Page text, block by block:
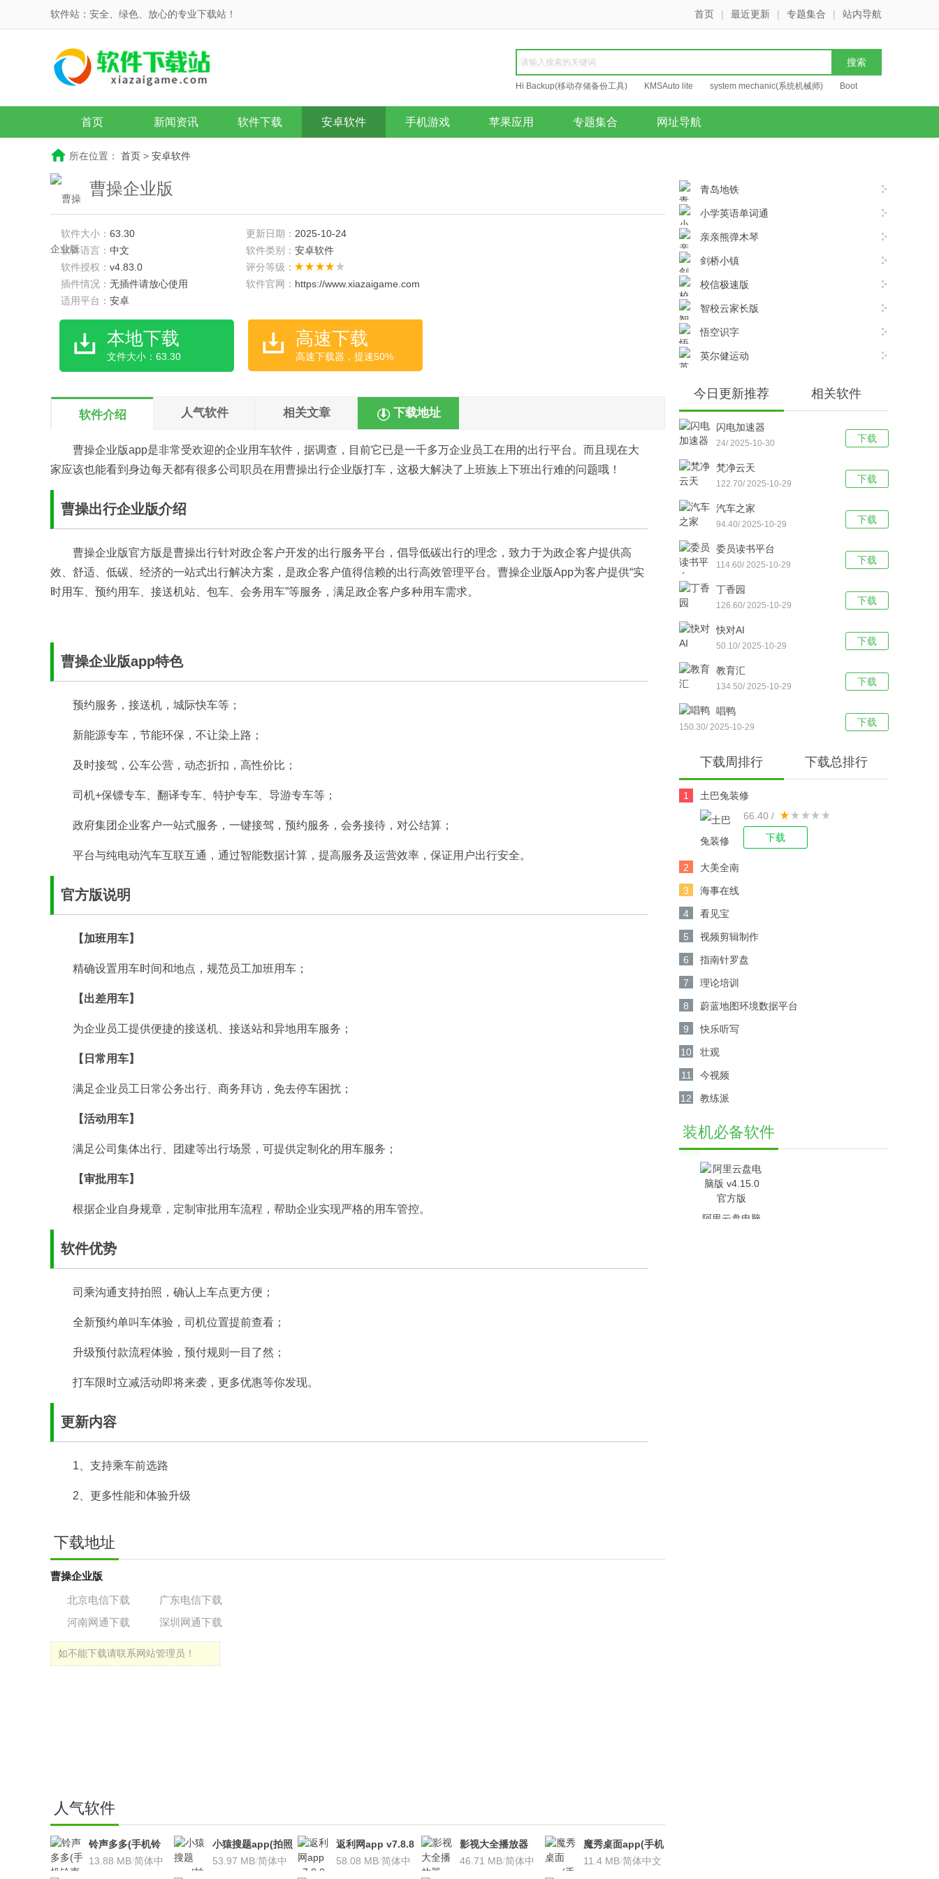
软件站：安全、绿色、放心的专业下载站！ 首页 | 最近更新 | 专题集合 | 站内导航
Hi Backup(移动存储备份工具) KMSAuto lite system mechanic(系统机械师) Boot
Repair
首页 新闻资讯 软件下载 安卓软件 手机游戏 苹果应用 专题集合 网址导航
所在位置： 首页 > 安卓软件
曹操企业版
软件大小： 63.30 更新日期： 2025-10-24
软件语言： 中文 软件类别： 安卓软件
软件授权： v4.83.0
评分等级：
插件情况： 无插件请放心使用 软件官网： https://www.xiazaigame.com
适用平台： 安卓
本地下载
文件大小：63.30
高速下载
高速下载器，提速50%
软件介绍 人气软件 相关文章 下载地址
曹操企业版app是非常受欢迎的企业用车软件，据调查，目前它已是一千多万企业员工在用的出行平台。而且现在大
家应该也能看到身边每天都有很多公司职员在用曹操出行企业版打车，这极大解决了上班族上下班出行难的问题哦！
曹操出行企业版介绍
曹操企业版官方版是曹操出行针对政企客户开发的出行服务平台，倡导低碳出行的理念，致力于为政企客户提供高
效、舒适、低碳、经济的一站式出行解决方案，是政企客户值得信赖的出行高效管理平台。曹操企业版App为客户提供“实
时用车、预约用车、接送机站、包车、会务用车”等服务，满足政企客户多种用车需求。
曹操企业版app特色
预约服务，接送机，城际快车等；
新能源专车，节能环保，不让染上路；
及时接驾，公车公营，动态折扣，高性价比；
司机+保镖专车、翻译专车、特护专车、导游专车等；
政府集团企业客户一站式服务，一键接驾，预约服务，会务接待，对公结算；
平台与纯电动汽车互联互通，通过智能数据计算，提高服务及运营效率，保证用户出行安全。
官方版说明
【加班用车】
精确设置用车时间和地点，规范员工加班用车；
【出差用车】
为企业员工提供便捷的接送机、接送站和异地用车服务；
【日常用车】
满足企业员工日常公务出行、商务拜访，免去停车困扰；
【活动用车】
满足公司集体出行、团建等出行场景，可提供定制化的用车服务；
【审批用车】
根据企业自身规章，定制审批用车流程，帮助企业实现严格的用车管控。
软件优势
司乘沟通支持拍照，确认上车点更方便；
全新预约单叫车体验，司机位置提前查看；
升级预付款流程体验，预付规则一目了然；
打车限时立减活动即将来袭，更多优惠等你发现。
更新内容
1、支持乘车前选路
2、更多性能和体验升级
下载地址
曹操企业版
北京电信下载
广东电信下载
河南网通下载
深圳网通下载
如不能下载请联系网站管理员！
人气软件
铃声多多(手机铃
声软件)v8.7.66 安
13.88 MB/简体中
小猿搜题app(拍照
搜题利器)V9.7.2安
53.97 MB/简体中
返利网app v7.8.8
安卓版
58.08 MB/简体中
影视大全播放器
v3.1.7 安卓版
46.71 MB/简体中
魔秀桌面app(手机
桌面软件)v6.8.6
11.4 MB/简体中文
青岛地铁
小学英语单词通
亲亲熊弹木琴
剑桥小镇
校信极速版
智校云家长版
悟空识字
英尔健运动
今日更新推荐 相关软件
下载
闪电加速器
24/ 2025-10-30
下载
梵净云天
122.70/ 2025-10-29
下载
汽车之家
94.40/ 2025-10-29
下载
委员读书平台
114.60/ 2025-10-29
下载
丁香园
126.60/ 2025-10-29
下载
快对AI
50.10/ 2025-10-29
下载
教育汇
134.50/ 2025-10-29
下载
唱鸭
150.30/ 2025-10-29
下载周排行 下载总排行
1
土巴兔装修
66.40 /
下载
2 大美全南
3 海事在线
4 看见宝
5 视频剪辑制作
6 指南针罗盘
7 理论培训
8 蔚蓝地图环境数据平台
9 快乐听写
10 壮观
11 今视频
12 教练派
装机必备软件
阿里云盘电脑